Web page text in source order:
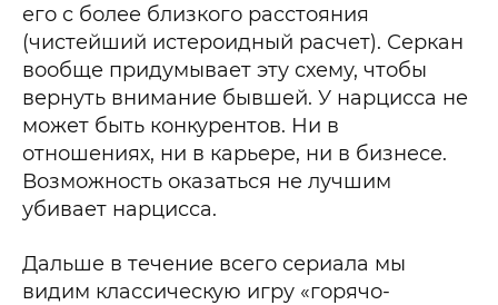
его с более близкого расстояния
(чистейший истероидный расчет). Серкан
вообще придумывает эту схему, чтобы
вернуть внимание бывшей. У нарцисса не
может быть конкурентов. Ни в
отношениях, ни в карьере, ни в бизнесе.
Возможность оказаться не лучшим
убивает нарцисса.
Дальше в течение всего сериала мы
видим классическую игру «горячо-